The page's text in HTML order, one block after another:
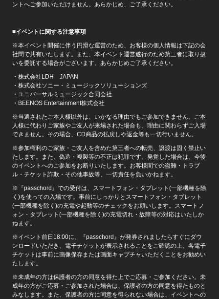
ントへご参加いただけません。あらかじめ、ご了承ください。
■イベントに関する注意事項
※本イベント開催に伴う円滑な運営のため、お客様の個人情報は下記の会
社間で共有いたします。また、本イベント運営遂行のため第三者に取り扱
いを委託する場合がございます。あらかじめご了承ください。
・株式会社LDH JAPAN
・株式会社ソニー・ミュージックソリューションズ
・ユニバーサルミュージック合同会社
・BEENOS Entertainment株式会社
※当選されたご本人様以外は、いかなる理由でもご参加できません。ご本
人様に代わりご家族やご友人が来場された場合も、理由に関わらずご入場
できません。その場合、CD商品の払戻しや返金等も一切行いません。
※参加権利のご家族・ご友人を含めた第三者への転売、譲渡は固く禁止い
たします。また、偽造・複製等の不正は犯罪です。発覚した場合は、今後
のイベントへのご参加をお断りいたします。お客様間での盗難・トラブ
ル・チケット詐欺・その他事故等、一切責任を負いかねます。
※『passchord』での受付は、スマートフォン・タブレット(一部機種を除
く)を使っての入場です。事前にしっかりとスマートフォン・タブレット
(一部機種を除く)の充電や起動等のチェックをお願いします。スマートフ
ォン・タブレット(一部機種を除く)の充電切れ・故障等の対応はいたしか
ねます。
※イベント前日18:00に、『passchord』が発券されましたらすぐにダウ
ンロードいただき、電子チケットが表示されることをご確認の上、各電子
チケットは事前に画像保存または画面キャプチャいただくことをお勧めい
たします。
※未成年の方は保護者の方の同意を得た上でご応募・ご参加ください。未
成年の方がご応募・ご参加された場合は、保護者の方の同意を得たものと
みなします。また、保護者の方に同意を得られない場合は、イベントへの